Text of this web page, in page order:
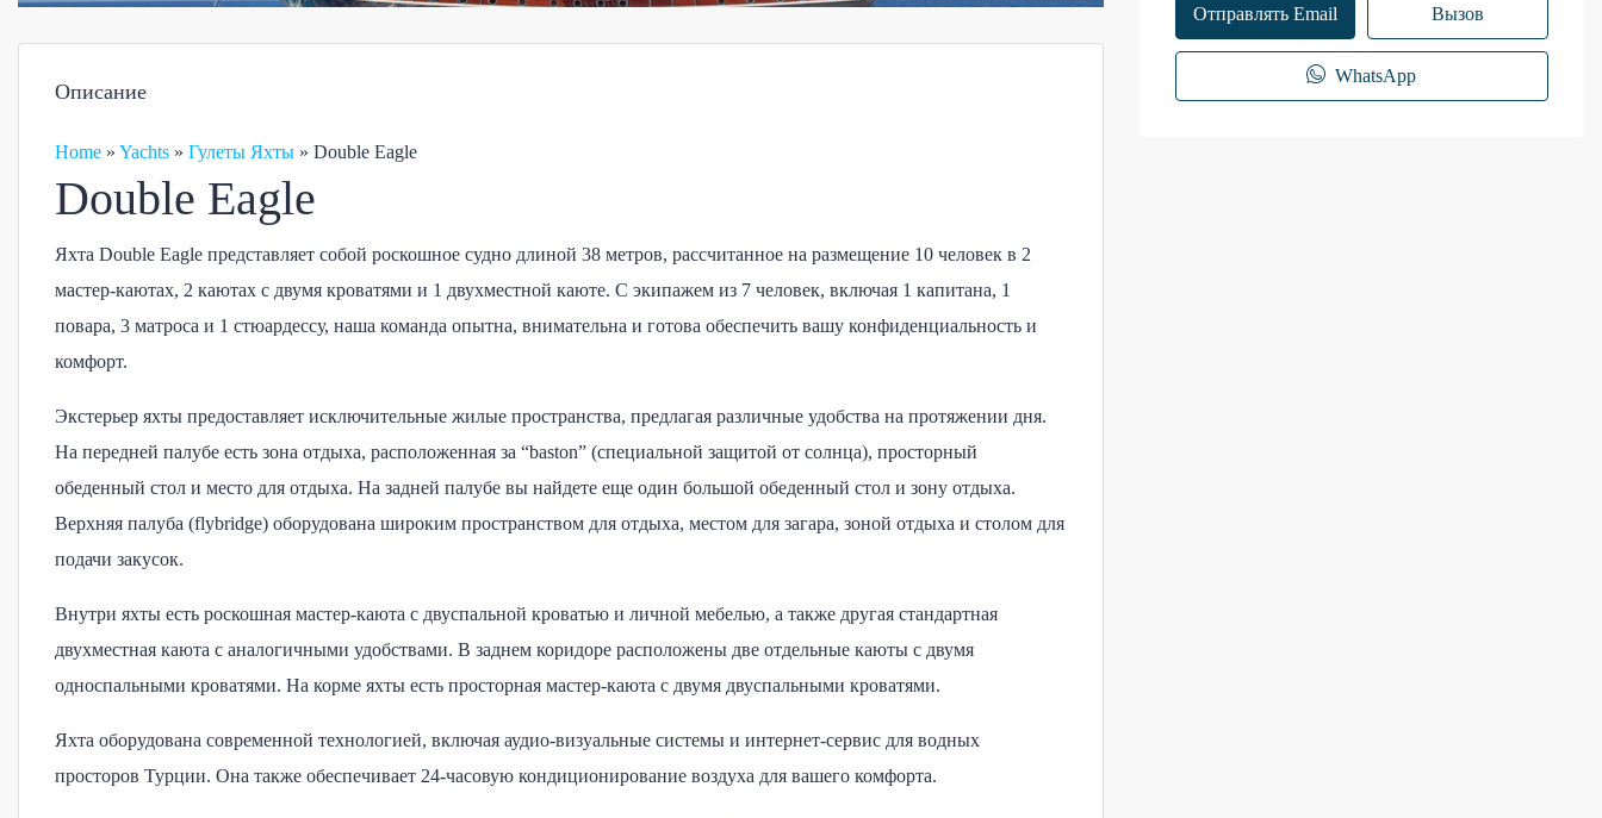
Описание
Home » Yachts » Гулеты Яхты » Double Eagle
Double Eagle
Яхта Double Eagle представляет собой роскошное судно длиной 38 метров, рассчитанное на размещение 10 человек в 2
мастер-каютах, 2 каютах с двумя кроватями и 1 двухместной каюте. С экипажем из 7 человек, включая 1 капитана, 1
повара, 3 матроса и 1 стюардессу, наша команда опытна, внимательна и готова обеспечить вашу конфиденциальность и
комфорт.
Экстерьер яхты предоставляет исключительные жилые пространства, предлагая различные удобства на протяжении дня.
На передней палубе есть зона отдыха, расположенная за “baston” (специальной защитой от солнца), просторный
обеденный стол и место для отдыха. На задней палубе вы найдете еще один большой обеденный стол и зону отдыха.
Верхняя палуба (flybridge) оборудована широким пространством для отдыха, местом для загара, зоной отдыха и столом для
подачи закусок.
Внутри яхты есть роскошная мастер-каюта с двуспальной кроватью и личной мебелью, а также другая стандартная
двухместная каюта с аналогичными удобствами. В заднем коридоре расположены две отдельные каюты с двумя
односпальными кроватями. На корме яхты есть просторная мастер-каюта с двумя двуспальными кроватями.
Яхта оборудована современной технологией, включая аудио-визуальные системы и интернет-сервис для водных
просторов Турции. Она также обеспечивает 24-часовую кондиционирование воздуха для вашего комфорта.
Отправлять Email Вызов
WhatsApp